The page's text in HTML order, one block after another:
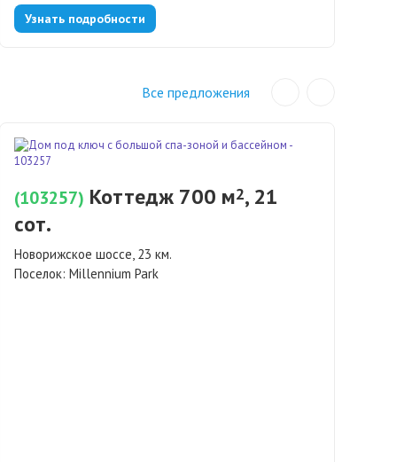
Узнать подробности
Все предложения
(103257) Коттедж 700 м2, 21
сот.
Новорижское шоссе, 23 км.
Поселок: Millennium Park